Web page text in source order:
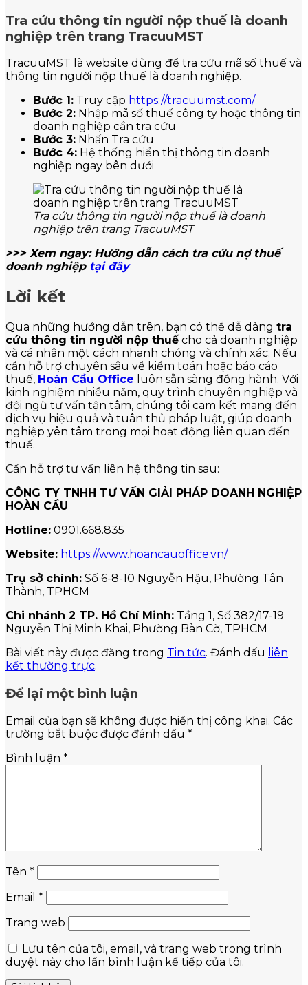
Tra cứu thông tin người nộp thuế là doanh
nghiệp trên trang TracuuMST
TracuuMST là website dùng để tra cứu mã số thuế và
thông tin người nộp thuế là doanh nghiệp.
Bước 1: Truy cập https://tracuumst.com/
Bước 2: Nhập mã số thuế công ty hoặc thông tin
doanh nghiệp cần tra cứu
Bước 3: Nhấn Tra cứu
Bước 4: Hệ thống hiển thị thông tin doanh
nghiệp ngay bên dưới
Tra cứu thông tin người nộp thuế là doanh
nghiệp trên trang TracuuMST
>>> Xem ngay: Hướng dẫn cách tra cứu nợ thuế
doanh nghiệp tại đây
Lời kết
Qua những hướng dẫn trên, bạn có thể dễ dàng tra
cứu thông tin người nộp thuếcho cả doanh nghiệp
và cá nhân một cách nhanh chóng và chính xác. Nếu
cần hỗ trợ chuyên sâu về kiểm toán hoặc báo cáo
thuế, Hoàn Cầu Office luôn sẵn sàng đồng hành. Với
kinh nghiệm nhiều năm, quy trình chuyên nghiệp và
đội ngũ tư vấn tận tâm, chúng tôi cam kết mang đến
dịch vụ hiệu quả và tuân thủ pháp luật, giúp doanh
nghiệp yên tâm trong mọi hoạt động liên quan đến
thuế.
Cần hỗ trợ tư vấn liên hệ thông tin sau:
CÔNG TY TNHH TƯ VẤN GIẢI PHÁP DOANH NGHIỆP
HOÀN CẦU
Hotline: 0901.668.835
Website: https://www.hoancauoffice.vn/
Trụ sở chính: Số 6-8-10 Nguyễn Hậu, Phường Tân
Thành, TPHCM
Chi nhánh 2 TP. Hồ Chí Minh: Tầng 1, Số 382/17-19
Nguyễn Thị Minh Khai, Phường Bàn Cờ, TPHCM
Bài viết này được đăng trong Tin tức. Đánh dấu liên
kết thường trực.
Để lại một bình luận
Email của bạn sẽ không được hiển thị công khai. Các
trường bắt buộc được đánh dấu *
Bình luận *
Tên *
Email *
Trang web
Lưu tên của tôi, email, và trang web trong trình
duyệt này cho lần bình luận kế tiếp của tôi.